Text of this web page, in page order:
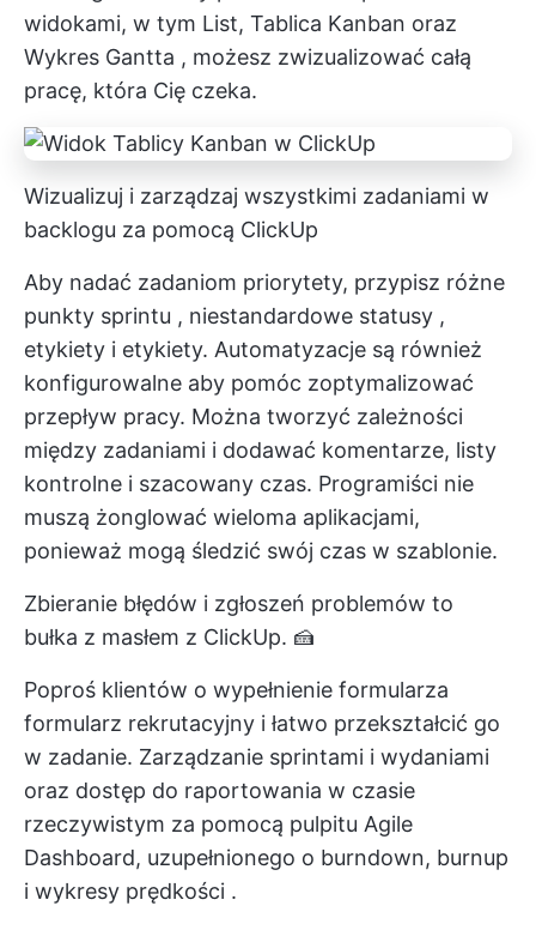
widokami, w tym List, Tablica Kanban oraz
Wykres Gantta , możesz zwizualizować całą
pracę, która Cię czeka.
Wizualizuj i zarządzaj wszystkimi zadaniami w
backlogu za pomocą ClickUp
Aby nadać zadaniom priorytety, przypisz różne
punkty sprintu , niestandardowe statusy ,
etykiety i etykiety. Automatyzacje są również
konfigurowalne aby pomóc zoptymalizować
przepływ pracy. Można tworzyć zależności
między zadaniami i dodawać komentarze, listy
kontrolne i szacowany czas. Programiści nie
muszą żonglować wieloma aplikacjami,
ponieważ mogą śledzić swój czas w szablonie.
Zbieranie błędów i zgłoszeń problemów to
bułka z masłem z ClickUp. 🍰
Poproś klientów o wypełnienie formularza
formularz rekrutacyjny i łatwo przekształcić go
w zadanie. Zarządzanie sprintami i wydaniami
oraz dostęp do raportowania w czasie
rzeczywistym za pomocą pulpitu Agile
Dashboard, uzupełnionego o burndown, burnup
i wykresy prędkości .